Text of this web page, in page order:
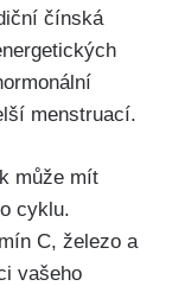
čínská
​menstruací.
může mít
cyklu.
C, železo a
vašeho⁣